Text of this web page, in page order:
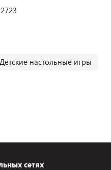
Детские настольные игры
сетях